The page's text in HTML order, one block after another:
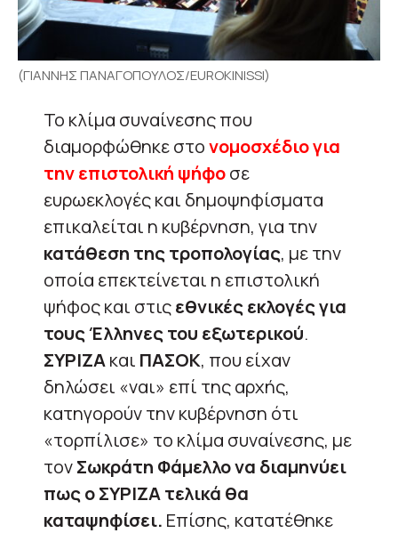
(ΓΙΑΝΝΗΣ ΠΑΝΑΓΟΠΟΥΛΟΣ/EUROKINISSI)
Το κλίμα συναίνεσης που
διαμορφώθηκε στονομοσχέδιο για
την επιστολική ψήφοσε
ευρωεκλογές και δημοψηφίσματα
επικαλείται η κυβέρνηση, για την
κατάθεση της τροπολογίας, με την
οποία επεκτείνεται η επιστολική
ψήφος και στιςεθνικές εκλογές για
τους Έλληνες του εξωτερικού.
ΣΥΡΙΖΑκαι ΠΑΣΟΚ, που είχαν
δηλώσει «ναι» επί της αρχής,
κατηγορούν την κυβέρνηση ότι
«τορπίλισε» το κλίμα συναίνεσης, με
τονΣωκράτη Φάμελλο να διαμηνύει
πως ο ΣΥΡΙΖΑ τελικά θα
καταψηφίσει. Επίσης, κατατέθηκε